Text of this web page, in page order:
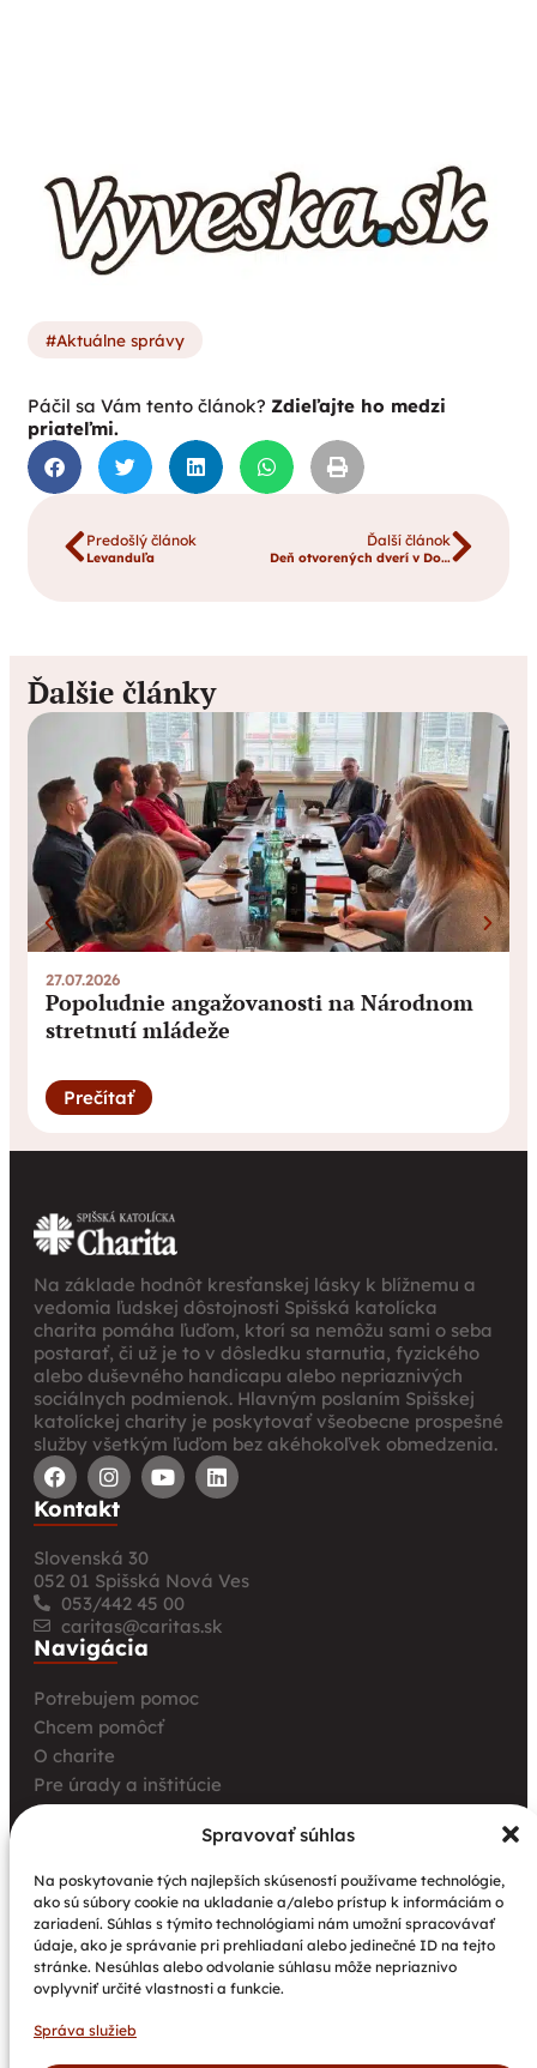
Spravovať súhlas
Na poskytovanie tých najlepších skúseností používame technológie,
ako sú súbory cookie na ukladanie a/alebo prístup k informáciám o
zariadení. Súhlas s týmito technológiami nám umožní spracovávať
údaje, ako je správanie pri prehliadaní alebo jedinečné ID na tejto
stránke. Nesúhlas alebo odvolanie súhlasu môže nepriaznivo
ovplyvniť určité vlastnosti a funkcie.
Správa služieb
Aktuálne správy
Páčil sa Vám tento článok? Zdieľajte ho medzi
priateľmi.
Predošlý článok
Levanduľa
Ďalší článok
Deň otvorených dverí v Dome Charitas sv. Faustíny
Ďalšie články
27.07.2026
Popoludnie angažovanosti na Národnom
stretnutí mládeže
Prečítať
Na základe hodnôt kresťanskej lásky k blížnemu a
vedomia ľudskej dôstojnosti Spišská katolícka
charita pomáha ľuďom, ktorí sa nemôžu sami o seba
postarať, či už je to v dôsledku starnutia, fyzického
alebo duševného handicapu alebo nepriaznivých
sociálnych podmienok. Hlavným poslaním Spišskej
katolíckej charity je poskytovať všeobecne prospešné
služby všetkým ľuďom bez akéhokoľvek obmedzenia.
Kontakt
Slovenská 30
052 01 Spišská Nová Ves
053/442 45 00
caritas@caritas.sk
Navigácia
Potrebujem pomoc
Chcem pomôcť
O charite
Pre úrady a inštitúcie
Farské charity
Aktuality
Charita bez hraníc: Stretnutie Spišskej katolíckej
charity a Krakowskej arcidiecéznej charity prinieslo
nové pohľady na fundraising aj propagáciu
Nové petangové ihrisko prináša seniorom radosť,
pohyb a komunitu